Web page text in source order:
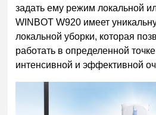
задать ему режим локальной
WINBOT W920 имеет
локальной уборки, которая
работать в определенной
интенсивной и эффективной